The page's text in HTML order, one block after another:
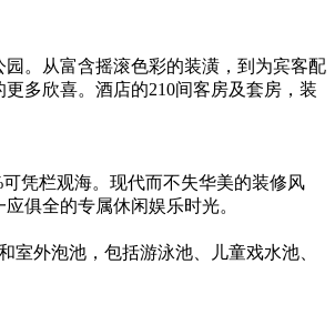
园。从富含摇滚色彩的装潢，到为宾客配
多欣喜。酒店的210间客房及套房，装
凭栏观海。现代而不失华美的装修风
俱全的专属休闲娱乐时光。
室外泡池，包括游泳池、儿童戏水池、